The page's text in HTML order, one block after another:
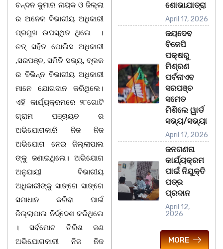
ଚନ୍ଦନ କୁମାର ନାୟକ ଓ ଜିଲ୍ଲା
ର ଅନେକ ବିଭାଗୀୟ ଅଧିକାରୀ
ପ୍ରମୁଖ ଉପସ୍ଥିତ ଥିଲେ ।
ତତ୍ ସହିତ ପୋଲିସ ଅଧିକାରୀ
,ସରପଞ୍ଚ, ସମିତି ସଭ୍ୟ, ବ୍ଲକ
ର ବିଭିନ୍ନ ବିଭାଗୀୟ ଅଧିକାରୀ
ମାନେ ଯୋଗଦାନ କରିଥିଲେ।
ଏହି କାର୍ଯ୍ୟକ୍ରମରେ ୨୮ଗୋଟି
ଗ୍ରାମ ପଞ୍ଚାୟତ ର
ଅଭିଯୋଗକାରି ନିଜ ନିଜ
ଅଭିଯୋଗ ନେଇ ଜିଲ୍ଲାପାଲ
ଙ୍କୁ ଜଣାଇଥିଲେ। ଅଭିଯୋଗ
ଅନୁଯାୟୀ ବିଭାଗୀୟ
ଅଧିକାରୀଙ୍କୁ ସାଙ୍ଗେ ସାଙ୍ଗେ
ସମାଧାନ କରିବା ପାଇଁ
ଜିଲ୍ଲାପାଲ ନିର୍ଦ୍ଦେଶ କରିଥିଲେ
। ସର୍ବମୋଟ ତିରିଶ ଜଣ
ଅଭିଯୋଗକାରୀ ନିଜ ନିଜ
ଶୋଭାଯାତ୍ରା
April 17, 2026
ଜୟଦେବ
ବିଜେପି
ପକ୍ଷରୁ
ମିଶ୍ରଣ
ପର୍ବନାଏବ
ସରପଞ୍ଚ
ସମେତ
ମିଶିଲେ ୱାର୍ଡ
ସଭ୍ୟ/ସଭ୍ୟା
April 17, 2026
ଜନଗଣନା
କାର୍ଯ୍ୟକ୍ରମ
ପାଇଁ ନିଯୁକ୍ତି
ପତ୍ର
ପ୍ରଦାନ
April 12,
2026
MORE